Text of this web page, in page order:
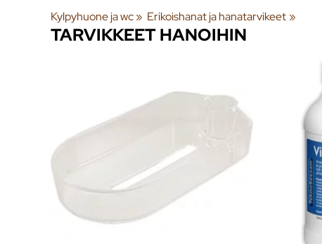
Kylpyhuone ja wc‪» Erikoishanat ja hanatarvikeet ‪»
TARVIKKEET HANOIHIN